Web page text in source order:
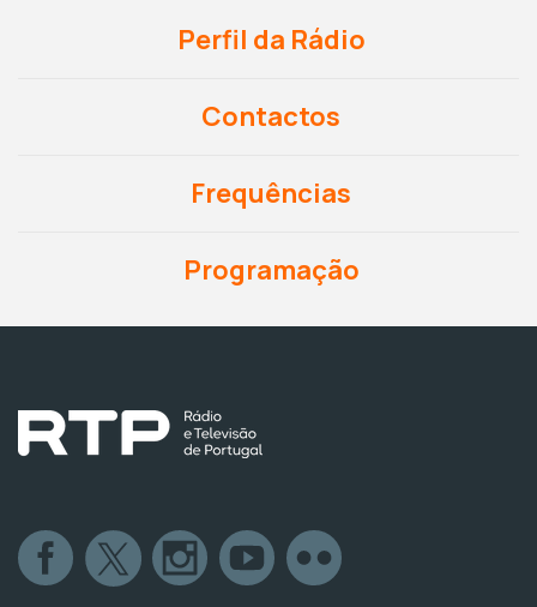
Perfil da Rádio
Contactos
Frequências
Programação